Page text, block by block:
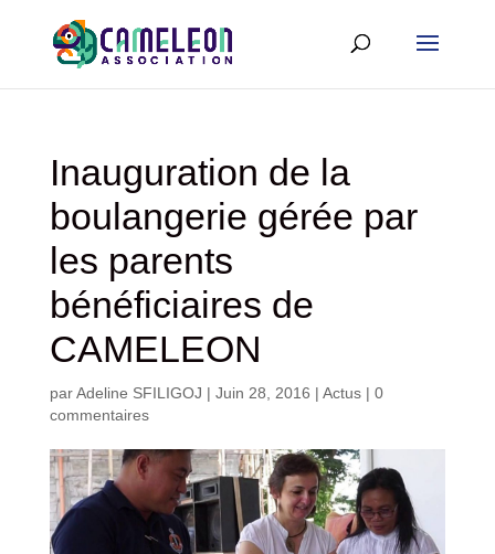
Inauguration de la
boulangerie gérée par
les parents
bénéficiaires de
CAMELEON
parAdeline SFILIGOJ | Juin 28, 2016 | Actus| 0
commentaires